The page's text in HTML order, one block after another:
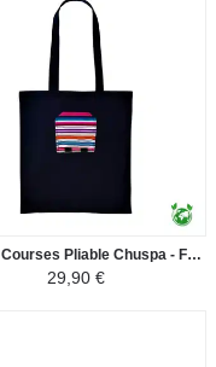
Sac de Courses Pliable Chuspa - Fourre-tout en Toile Péruvienne - Nuances Roses et Bleu Ciel
29,90 €